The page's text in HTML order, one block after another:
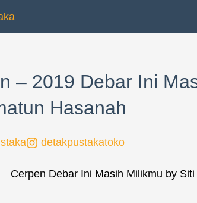
– 2019 Debar Ini
Hasanah
detakpustakatoko